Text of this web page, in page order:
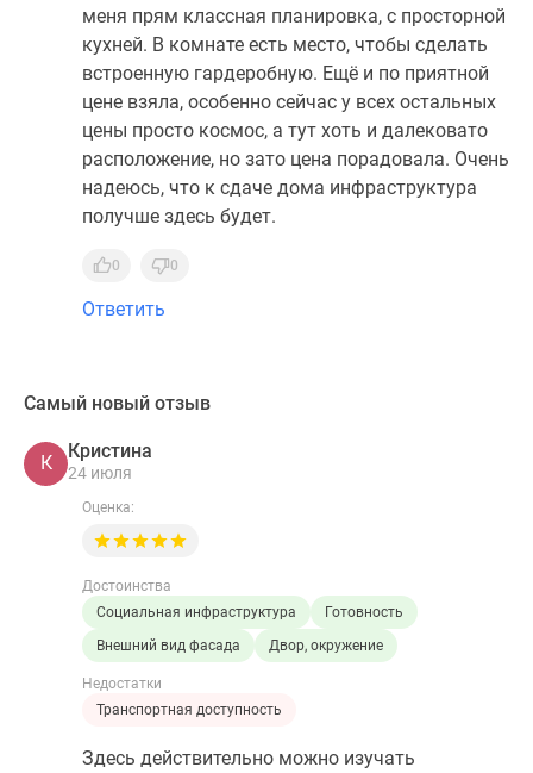
меня прям классная планировка, с просторной
кухней. В комнате есть место, чтобы сделать
встроенную гардеробную. Ещё и по приятной
цене взяла, особенно сейчас у всех остальных
цены просто космос, а тут хоть и далековато
расположение, но зато цена порадовала. Очень
надеюсь, что к сдаче дома инфраструктура
получше здесь будет.
0 0
Ответить
Самый новый отзыв
К
Кристина
24 июля
Оценка:
Достоинства
Социальная инфраструктура
Готовность
Внешний вид фасада
Двор, окружение
Недостатки
Транспортная доступность
Здесь действительно можно изучать